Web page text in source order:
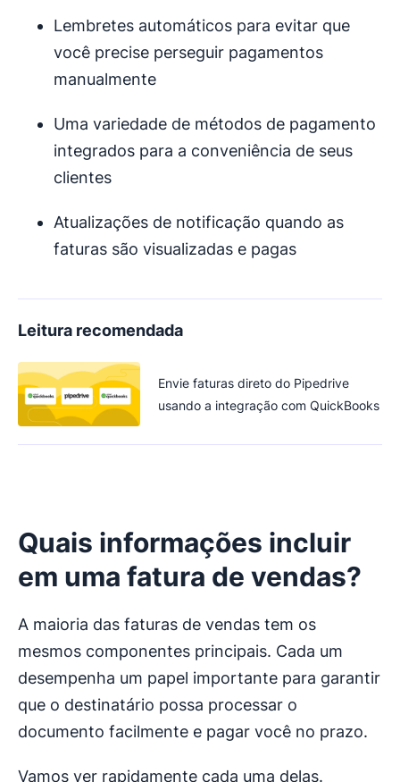
Lembretes automáticos para evitar que
você precise perseguir pagamentos
manualmente
Uma variedade de métodos de pagamento
integrados para a conveniência de seus
clientes
Atualizações de notificação quando as
faturas são visualizadas e pagas
Leitura recomendada
Envie faturas direto do Pipedrive
usando a integração com QuickBooks
Quais informações incluir
em uma fatura de vendas?
A maioria das faturas de vendas tem os
mesmos componentes principais. Cada um
desempenha um papel importante para garantir
que o destinatário possa processar o
documento facilmente e pagar você no prazo.
Vamos ver rapidamente cada uma delas.